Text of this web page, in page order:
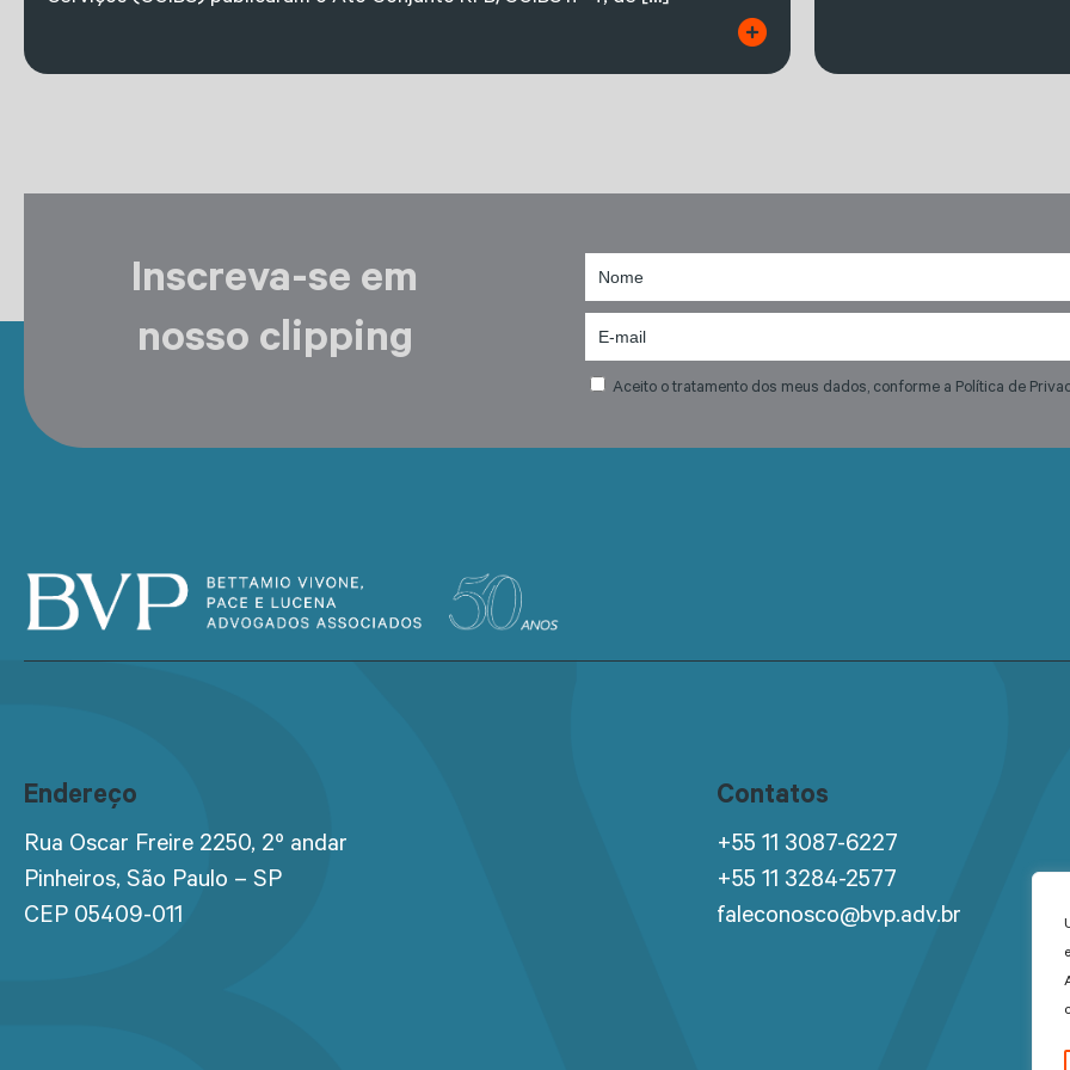
Inscreva-se em
nosso clipping
Aceito o tratamento dos meus dados, conforme a Política de
Endereço
Rua Oscar Freire 2250, 2º andar
Pinheiros, São Paulo – SP
CEP 05409-011
Contatos
+55 11 3087-6227
+55 11 3284-2577
faleconosco@bvp.adv.br